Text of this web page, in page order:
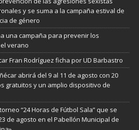
y se suma a la campaña estival de
de género
una campaña para prevenir los
verano
Fran Rodríguez ficha por UD Barbastro
abrirá del 9 al 11 de agosto con 20
gratuitos y un amplio dispositivo de
“24 Horas de Fútbol Sala” que se
de agosto en el Pabellón Municipal de